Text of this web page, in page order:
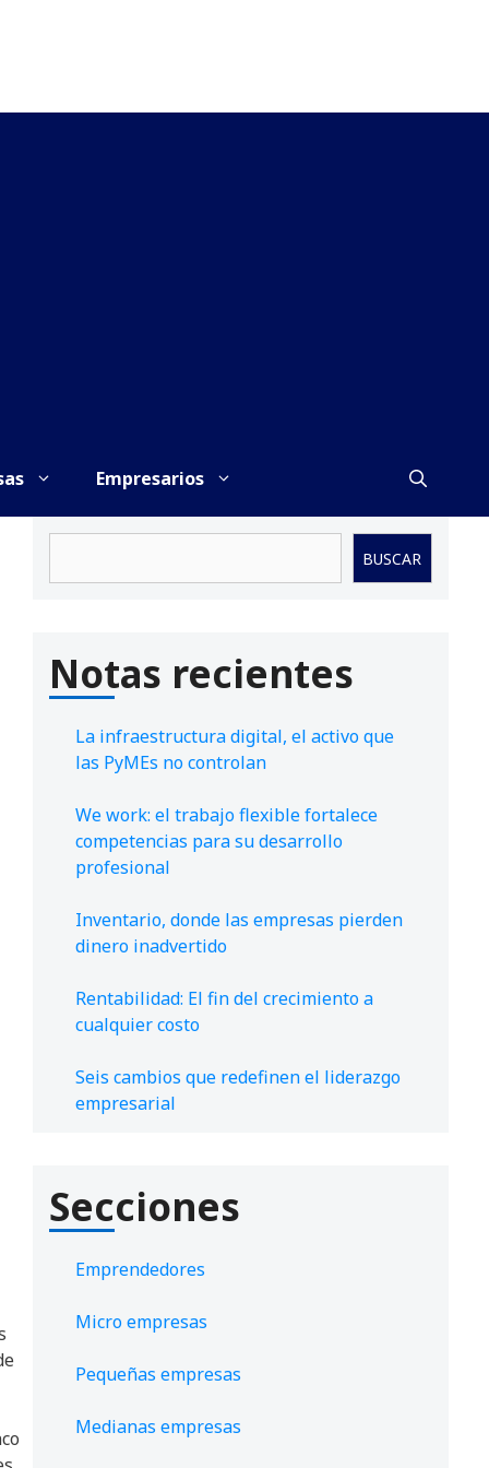
Empresarios
BUSCAR
Notas recientes
La infraestructura digital, el activo que
las PyMEs no controlan
We work: el trabajo flexible fortalece
competencias para su desarrollo
profesional
Inventario, donde las empresas pierden
dinero inadvertido
Rentabilidad: El fin del crecimiento a
cualquier costo
Seis cambios que redefinen el liderazgo
empresarial
Secciones
Emprendedores
Micro empresas
Pequeñas empresas
Medianas empresas